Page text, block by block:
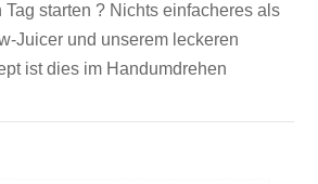
Tag starten ? Nichts einfacheres als
Juicer und unserem leckeren
ist dies im Handumdrehen